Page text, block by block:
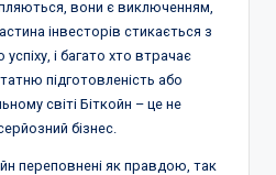
вони є виключенням,
інвесторів стикається з
і багато хто втрачає
підготовленість або
світі Біткойн – це не
бізнес.
переповнені як правдою, так